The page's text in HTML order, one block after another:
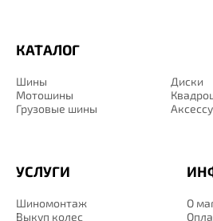
КАТАЛОГ
Шины
Диски
Мотошины
Грузовые шины
О
УСЛУГИ
Шиномонтаж
Выкуп колес